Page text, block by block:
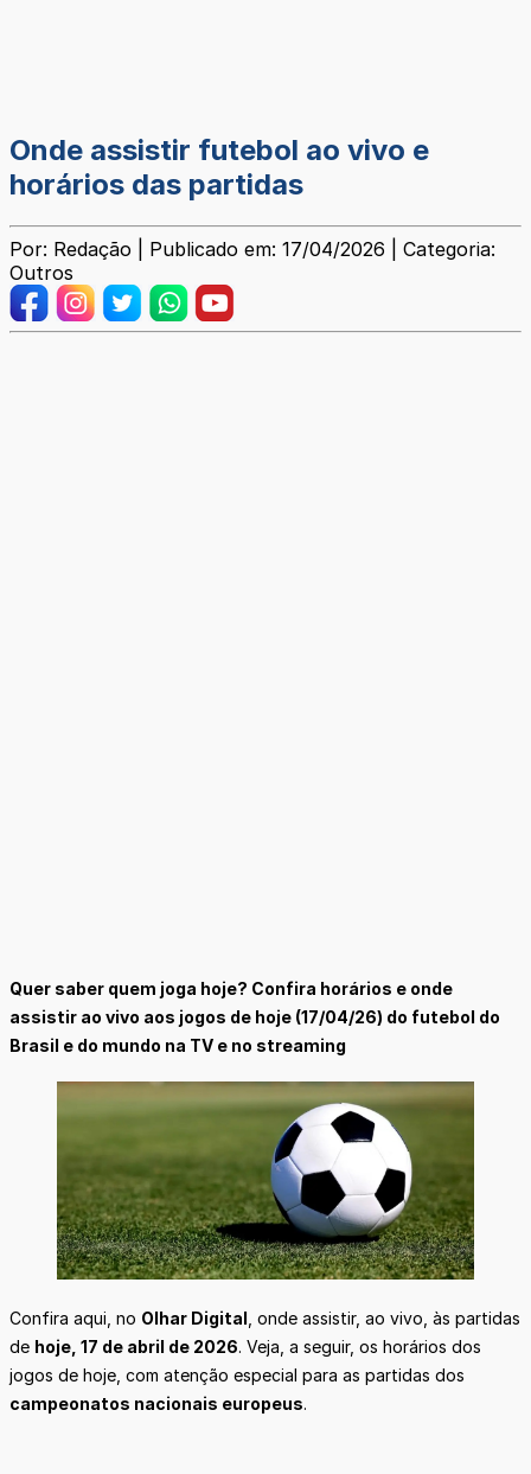
Onde assistir futebol ao vivo e
horários das partidas
Por: Redação | Publicado em: 17/04/2026 | Categoria:
Outros
Quer saber quem joga hoje? Confira horários e onde
assistir ao vivo aos jogos de hoje (17/04/26) do futebol do
Brasil e do mundo na TV e no streaming
Confira aqui, no Olhar Digital , onde assistir, ao vivo, às partidas
de hoje, 17 de abril de 2026. Veja, a seguir, os horários dos
jogos de hoje, com atenção especial para as partidas dos
campeonatos nacionais europeus.